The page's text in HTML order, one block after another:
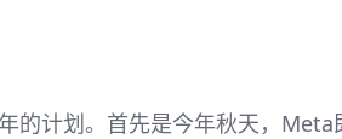
计划。首先是今年秋天，